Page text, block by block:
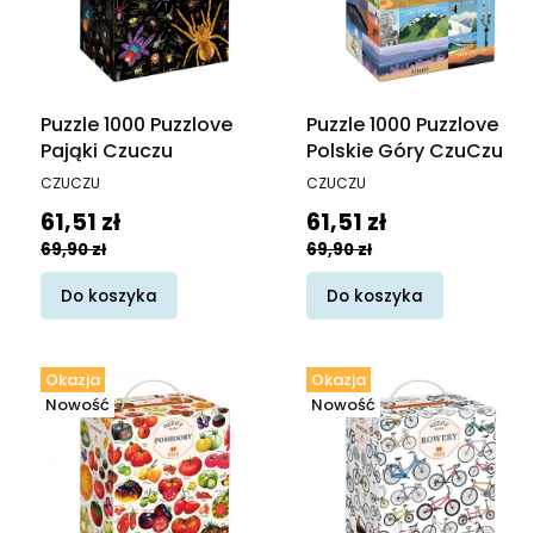
Puzzle 1000 Puzzlove
Pająki Czuczu
PRODUCENT
CZUCZU
Cena promocyjna
61,51 zł
69,90 zł
Do koszyka
Puzzle 1000 Puzzlove
Polskie Góry CzuCzu
PRODUCENT
CZUCZU
Cena promocyjna
61,51 zł
69,90 zł
Do koszyka
Okazja
Nowość
Okazja
Nowość